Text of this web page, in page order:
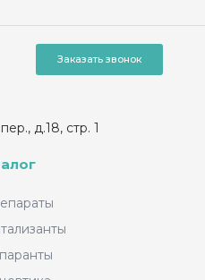
Заказать звонок
д.18, стр. 1